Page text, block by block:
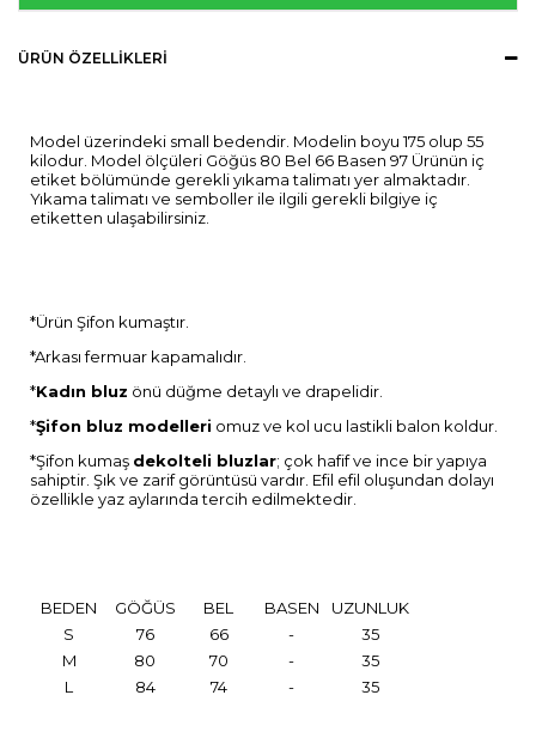
ÜRÜN ÖZELLIKLERI
Model üzerindeki small bedendir. Modelin boyu 175 olup 55
kilodur. Model ölçüleri Göğüs 80 Bel 66 Basen 97 Ürünün iç
etiket bölümünde gerekli yıkama talimatı yer almaktadır.
Yıkama talimatı ve semboller ile ilgili gerekli bilgiye iç
etiketten ulaşabilirsiniz.
*Ürün Şifon kumaştır.
*Arkası fermuar kapamalıdır.
*Kadın bluz önü düğme detaylı ve drapelidir.
*Şifon bluz modelleri omuz ve kol ucu lastikli balon koldur.
*Şifon kumaş dekolteli bluzlar; çok hafif ve ince bir yapıya
sahiptir. Şık ve zarif görüntüsü vardır. Efil efil oluşundan dolayı
özellikle yaz aylarında tercih edilmektedir.
BEDEN GÖĞÜS BEL BASEN
UZUNLUK
S
76 66 -
35
M
80 70 -
35
L
84 74 - 35